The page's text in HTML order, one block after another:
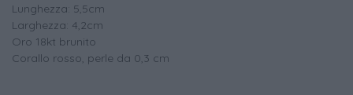
Lunghezza: 5,5cm
Larghezza: 4,2cm
Oro 18kt brunito
Corallo rosso, perle da 0,3 cm